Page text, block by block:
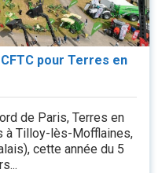
pour Terres en
de Paris, Terres en
à Tilloy-lès-Mofflaines,
cette année du 5